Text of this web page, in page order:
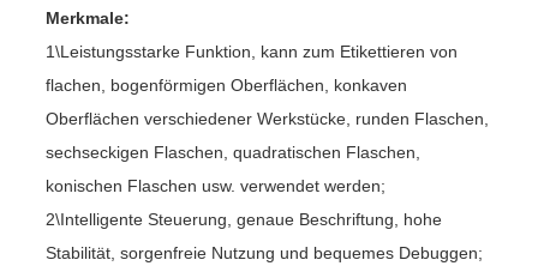
Merkmale:
1\Leistungsstarke Funktion, kann zum Etikettieren von
flachen, bogenförmigen Oberflächen, konkaven
Oberflächen verschiedener Werkstücke, runden Flaschen,
sechseckigen Flaschen, quadratischen Flaschen,
konischen Flaschen usw. verwendet werden;
2\Intelligente Steuerung, genaue Beschriftung, hohe
Stabilität, sorgenfreie Nutzung und bequemes Debuggen;